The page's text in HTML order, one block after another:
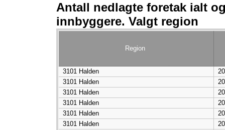
Antall nedlagte foretak ialt
innbyggere. Valgt region
Region
3101 Halden
3101 Halden
3101 Halden
3101 Halden
3101 Halden
3101 Halden